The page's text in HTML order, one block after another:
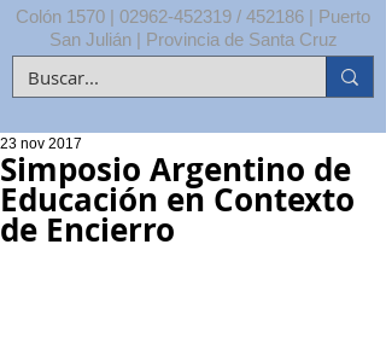
Colón 1570 | 02962-452319 / 452186 | Puerto
San Julián | Provincia de Santa Cruz
Simposio Argentino de
Educación en Contexto
de Encierro
23 nov 2017